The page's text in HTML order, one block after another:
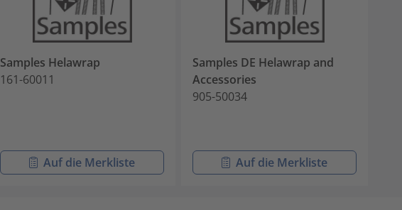
Samples Helawrap
161-60011
Auf die Merkliste
Samples DE Helawrap and
Accessories
905-50034
Auf die Merkliste